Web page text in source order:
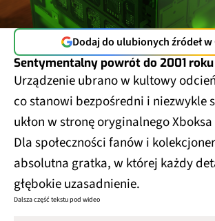
Dodaj do ulubionych źródeł w
Sentymentalny powrót do 2001 roku
Urządzenie ubrano w kultowy odcień
co stanowi bezpośredni i niezwykle
ukłon w stronę oryginalnego Xboksa
Dla społeczności fanów i
absolutna gratka, w której każdy
głębokie uzasadnienie.
Dalsza część tekstu pod wideo